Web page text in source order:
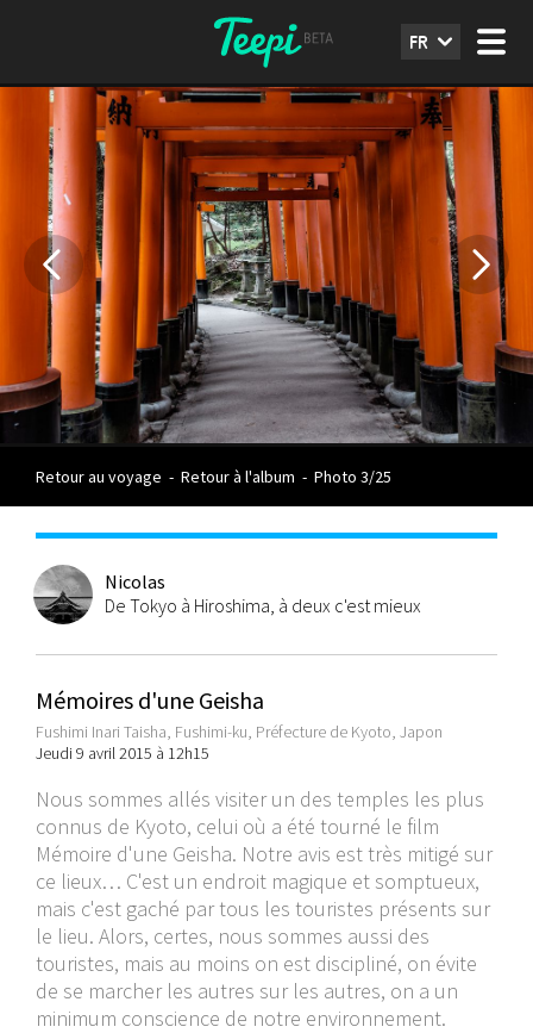
FR
Retour au voyage - Retour à l'album - Photo 3/25
Nicolas
De Tokyo à Hiroshima, à deux c'est mieux
Mémoires d'une Geisha
Fushimi Inari Taisha, Fushimi-ku, Préfecture de Kyoto, Japon
Jeudi 9 avril 2015 à 12h15
Nous sommes allés visiter un des temples les plus
connus de Kyoto, celui où a été tourné le film
Mémoire d'une Geisha. Notre avis est très mitigé sur
ce lieux… C'est un endroit magique et somptueux,
mais c'est gaché par tous les touristes présents sur
le lieu. Alors, certes, nous sommes aussi des
touristes, mais au moins on est discipliné, on évite
de se marcher les autres sur les autres, on a un
minimum conscience de notre environnement.